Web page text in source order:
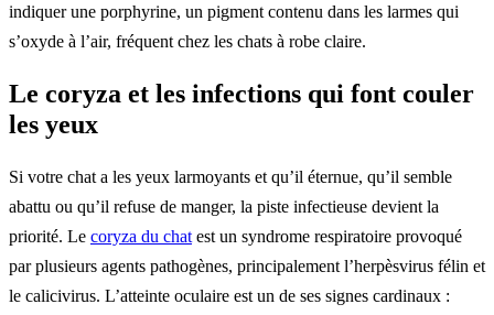
indiquer une porphyrine, un pigment contenu dans les larmes qui
s’oxyde à l’air, fréquent chez les chats à robe claire.
Le coryza et les infections qui font couler
les yeux
Si votre chat a les yeux larmoyants et qu’il éternue, qu’il semble
abattu ou qu’il refuse de manger, la piste infectieuse devient la
priorité. Le coryza du chat est un syndrome respiratoire provoqué
par plusieurs agents pathogènes, principalement l’herpèsvirus félin et
le calicivirus. L’atteinte oculaire est un de ses signes cardinaux :